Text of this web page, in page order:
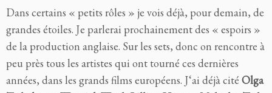
Dans certains « petits rôles » je vois déjà, pour demain, de
grandes étoiles. Je parlerai prochainement des « espoirs »
de la production anglaise. Sur les sets, donc on rencontre à
peu près tous les artistes qui ont tourné ces dernières
années, dans les grands films européens. J‘ai déjà cité Olga